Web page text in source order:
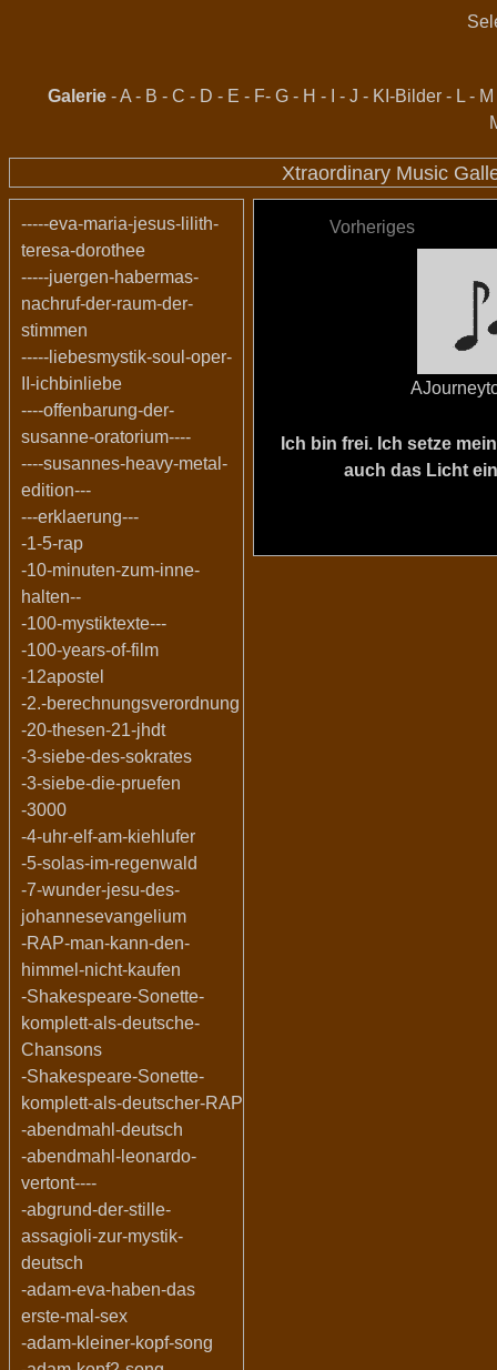
Galerie -A - B - C - D - E - F- G - H - - J - KI-Bilder - L - M
Xtraordinary Music
-----eva-maria-jesus-lilith-
teresa-dorothee
-----juergen-habermas-
nachruf-der-raum-der-
stimmen
-----liebesmystik-soul-oper-
II-ichbinliebe
----offenbarung-der-
susanne-oratorium----
----susannes-heavy-metal-
edition---
---erklaerung---
-1-5-rap
-10-minuten-zum-inne-
halten--
-100-mystiktexte---
-100-years-of-film
-12apostel
-2.-berechnungsverordnung
-20-thesen-21-jhdt
-3-siebe-des-sokrates
-3-siebe-die-pruefen
-3000
-4-uhr-elf-am-kiehlufer
-5-solas-im-regenwald
-7-wunder-jesu-des-
johannesevangelium
-RAP-man-kann-den-
himmel-nicht-kaufen
-Shakespeare-Sonette-
komplett-als-deutsche-
Chansons
-Shakespeare-Sonette-
komplett-als-deutscher-RAP
-abendmahl-deutsch
-abendmahl-leonardo-
vertont----
-abgrund-der-stille-
assagioli-zur-mystik-
deutsch
-adam-eva-haben-das
erste-mal-sex
-adam-kleiner-kopf-song
Vorheriges
Ich bin frei. Ich setze
auch das Licht